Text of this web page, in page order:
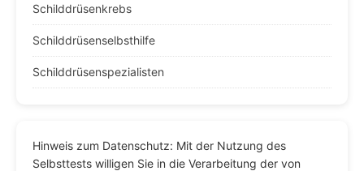
Schilddrüsenkrebs
Schilddrüsenselbsthilfe
Schilddrüsenspezialisten
Hinweis zum Datenschutz: Mit der Nutzung des
Selbsttests willigen Sie in die Verarbeitung der von